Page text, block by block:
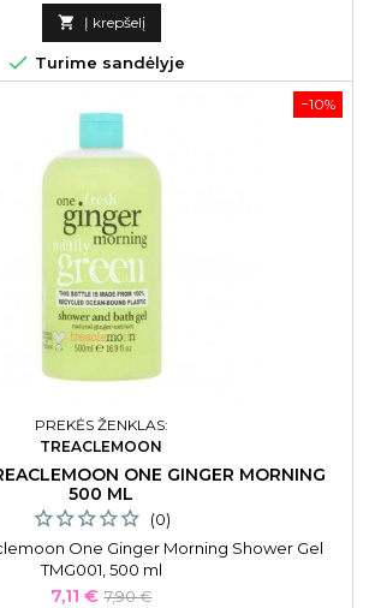
kaina
 Į krepšelį
 Turime sandėlyje
−10%
PREKĖS ŽENKLAS:
TREACLEMOON
ONE GINGER MORNING
500 ML
(0)
One Ginger Morning Shower Gel
TMG001, 500 ml
Kaina
7,11 € Bazinė
7,90 €